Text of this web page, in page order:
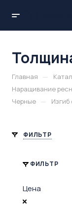
Главная —
Наращивание
Черные — Изгиб
ФИЛЬТР
ФИЛЬТР
Цена